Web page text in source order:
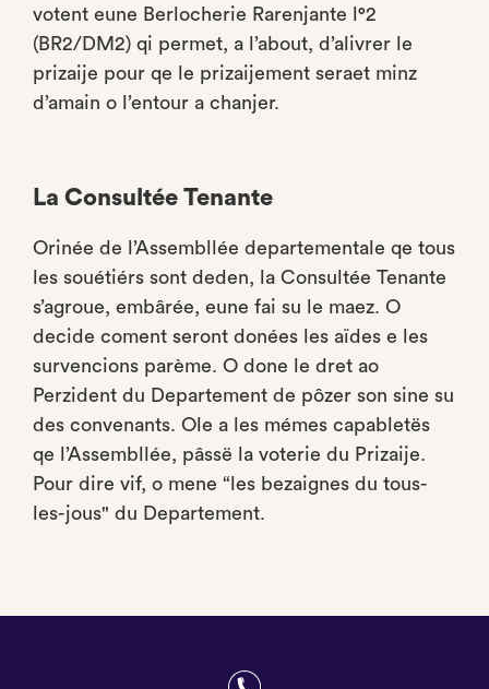
votent eune Berlocherie Rarenjante l°2
(BR2/DM2) qi permet, a l’about, d’alivrer le
prizaije pour qe le prizaijement seraet minz
d’amain o l’entour a chanjer.
La Consultée Tenante
Orinée de l’Assembllée departementale qe tous
les souétiérs sont deden, la Consultée Tenante
s’agroue, embârée, eune fai su le maez. O
decide coment seront donées les aïdes e les
survencions parème. O done le dret ao
Perzident du Departement de pôzer son sine su
des convenants. Ole a les mémes capabletës
qe l’Assembllée, pâssë la voterie du Prizaije.
Pour dire vif, o mene “les bezaignes du tous-
les-jous" du Departement.